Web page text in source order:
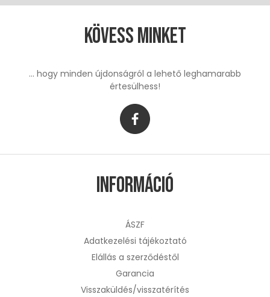
Kövess minket
... hogy minden újdonságról a lehető leghamarabb
értesülhess!
Információ
ÁSZF
Adatkezelési tájékoztató
Elállás a szerződéstől
Garancia
Visszaküldés/visszatérítés